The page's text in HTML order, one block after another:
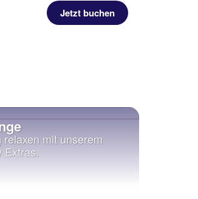
Jetzt buchen
relaxen mit unserem
Extras.